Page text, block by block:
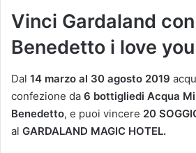
Vinci Gardaland
Benedetto i love you
Dal 14 marzo al 30 agosto 2019
confezione da 6 bottigliedi Acqua
Benedetto, e puoi vincere 20
al GARDALAND MAGIC HOTEL.